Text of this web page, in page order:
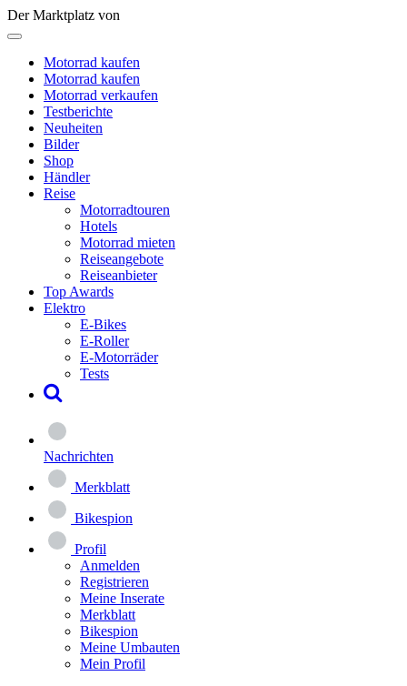
Der Marktplatz von
Motorrad kaufen
Motorrad kaufen
Motorrad verkaufen
Testberichte
Neuheiten
Bilder
Shop
Händler
Reise
Motorradtouren
Hotels
Motorrad mieten
Reiseangebote
Reiseanbieter
Top Awards
Elektro
E-Bikes
E-Roller
E-Motorräder
Tests
Nachrichten
Merkblatt
Bikespion
Profil
Anmelden
Registrieren
Meine Inserate
Merkblatt
Bikespion
Meine Umbauten
Mein Profil